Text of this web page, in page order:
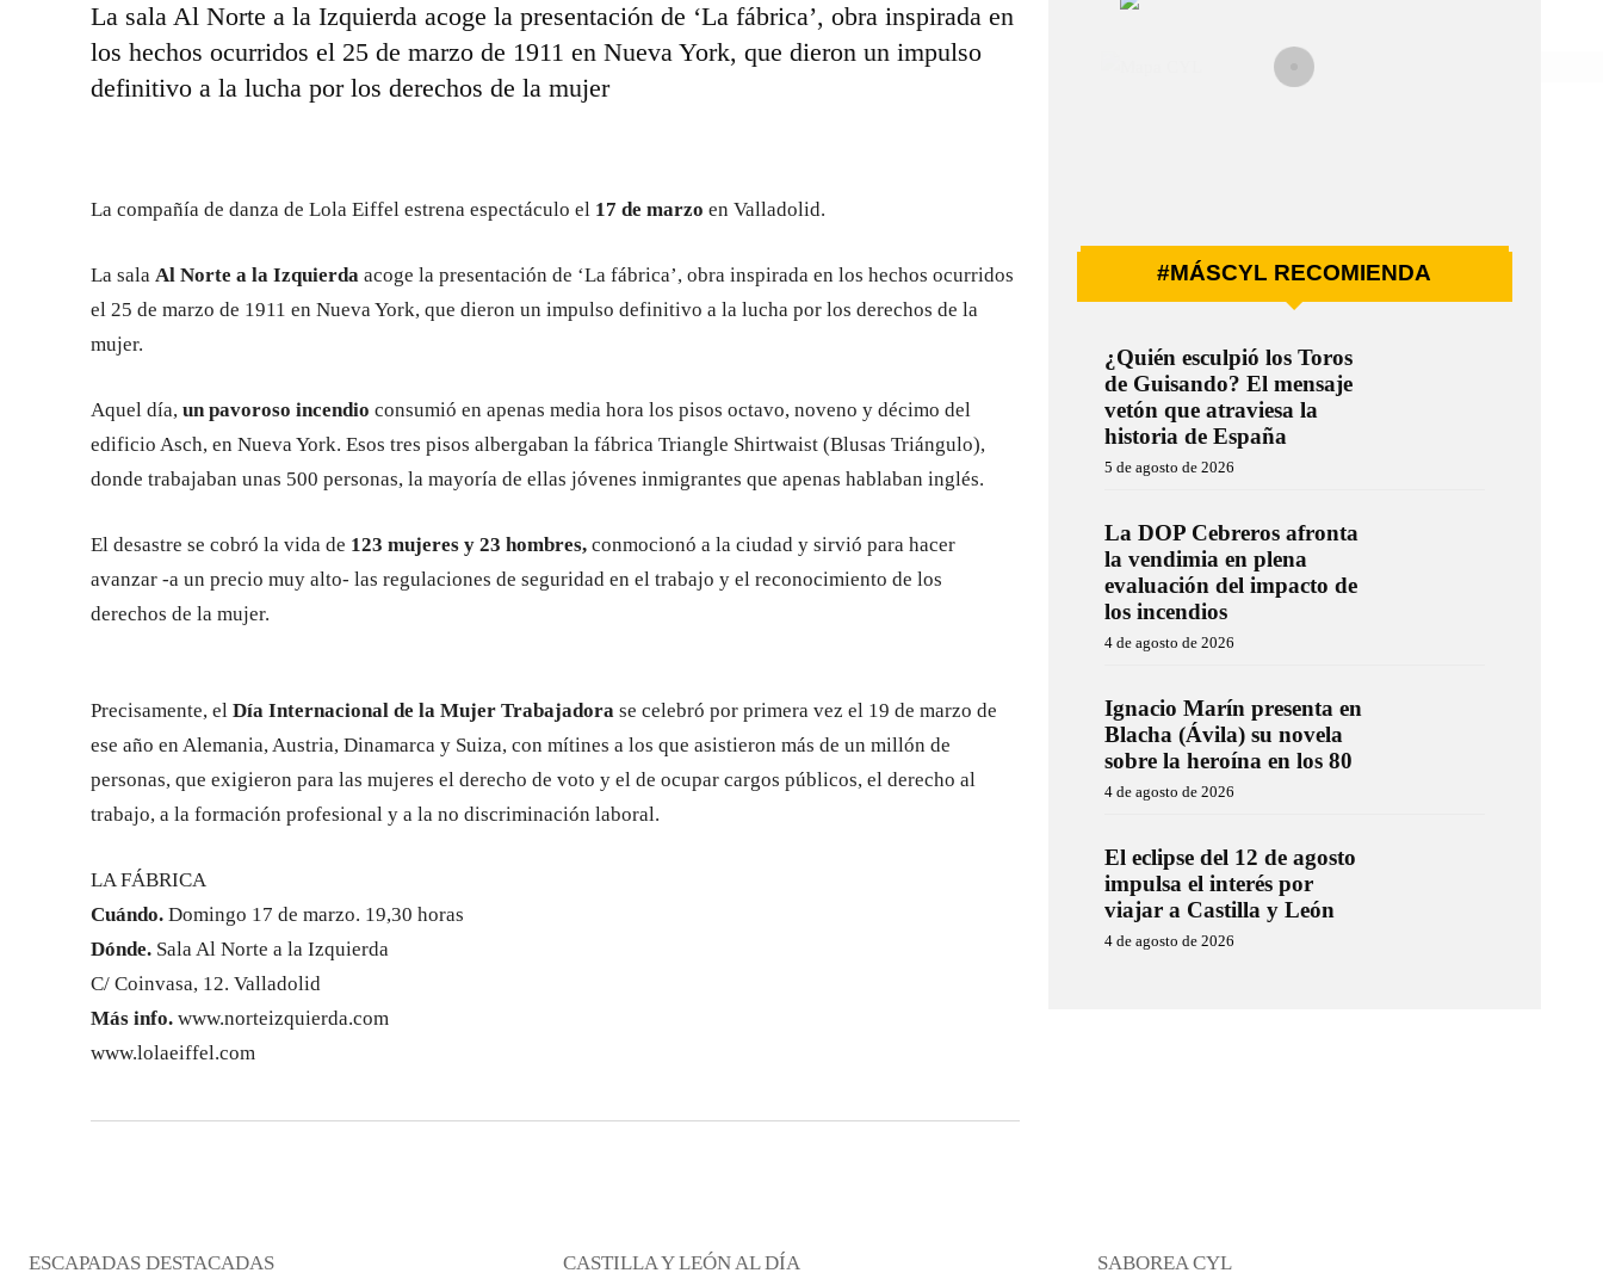
La sala Al Norte a la Izquierda acoge la presentación de ‘La fábrica’, obra inspirada en
los hechos ocurridos el 25 de marzo de 1911 en Nueva York, que dieron un impulso
definitivo a la lucha por los derechos de la mujer
La compañía de danza de Lola Eiffel estrena espectáculo el 17 de marzo en Valladolid.
La sala Al Norte a la Izquierda acoge la presentación de ‘La fábrica’, obra inspirada en los hechos ocurridos
el 25 de marzo de 1911 en Nueva York, que dieron un impulso definitivo a la lucha por los derechos de la
mujer.
Aquel día, un pavoroso incendio consumió en apenas media hora los pisos octavo, noveno y décimo del
edificio Asch, en Nueva York. Esos tres pisos albergaban la fábrica Triangle Shirtwaist (Blusas Triángulo),
donde trabajaban unas 500 personas, la mayoría de ellas jóvenes inmigrantes que apenas hablaban inglés.
El desastre se cobró la vida de 123 mujeres y 23 hombres, conmocionó a la ciudad y sirvió para hacer
avanzar -a un precio muy alto- las regulaciones de seguridad en el trabajo y el reconocimiento de los
derechos de la mujer.
Precisamente, el Día Internacional de la Mujer Trabajadora se celebró por primera vez el 19 de marzo de
ese año en Alemania, Austria, Dinamarca y Suiza, con mítines a los que asistieron más de un millón de
personas, que exigieron para las mujeres el derecho de voto y el de ocupar cargos públicos, el derecho al
trabajo, a la formación profesional y a la no discriminación laboral.
LA FÁBRICA
Cuándo. Domingo 17 de marzo. 19,30 horas
Dónde. Sala Al Norte a la Izquierda
C/ Coinvasa, 12. Valladolid
Más info. www.norteizquierda.com
www.lolaeiffel.com
#MÁSCYL RECOMIENDA
¿Quién esculpió los Toros
de Guisando? El mensaje
vetón que atraviesa la
historia de España
5 de agosto de 2026
La DOP Cebreros afronta
la vendimia en plena
evaluación del impacto de
los incendios
4 de agosto de 2026
Ignacio Marín presenta en
Blacha (Ávila) su novela
sobre la heroína en los 80
4 de agosto de 2026
El eclipse del 12 de agosto
impulsa el interés por
viajar a Castilla y León
4 de agosto de 2026
ESCAPADAS DESTACADAS CASTILLA Y LEÓN AL DÍA SABOREA CYL